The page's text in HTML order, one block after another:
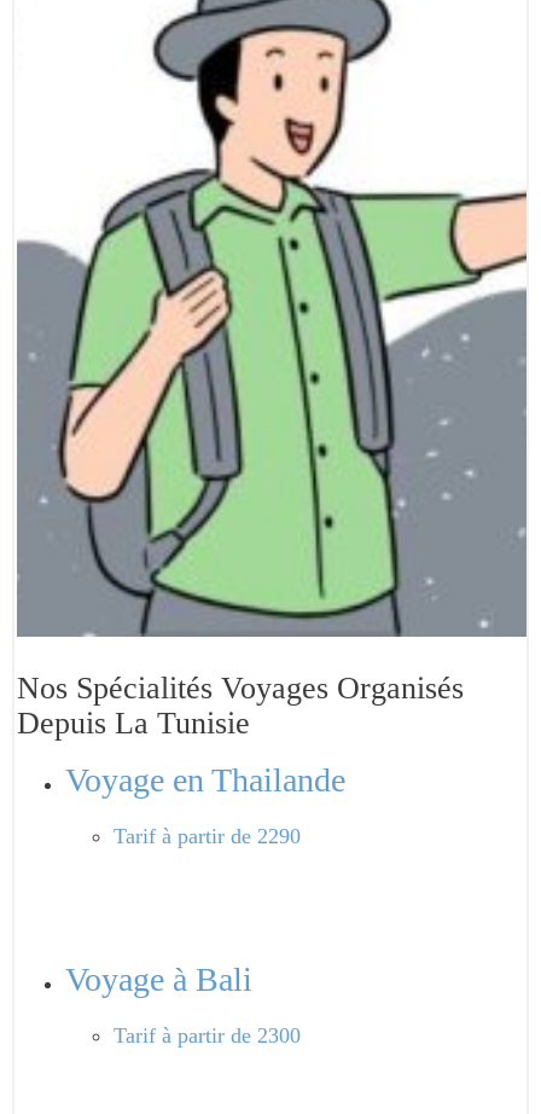
Nos Spécialités Voyages Organisés
Depuis La Tunisie
Voyage en Thailande
Tarif à partir de 2290
Voyage à Bali
Tarif à partir de 2300